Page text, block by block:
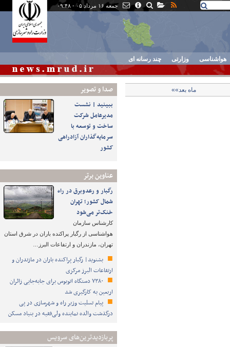
جمعه ۱۶ مرداد ۰۵ - ۰۹:۴۸
هواشناسی وزارتی چند رسانه ای
صدا و تصوير
ببینید | نشست
مدیرعامل شرکت
ساخت و توسعه با
سرمایه‌گذاران آزادراهی
کشور
عناوین برتر
رگبار و رعدوبرق در راه
شمال کشور؛ تهران
خنک‌تر می‌شود
کارشناس سازمان
هواشناسی از رگبار پراکنده باران در شرق استان
تهران، مازندران و ارتفاعات البرز…
بشنوید| رگبار پراکنده باران در مازندران و
ارتفاعات البرز مرکزی
۷۳۸۰ دستگاه اتوبوس برای جابه‌جایی زائران
اربعین به‌ کارگیری شد
پیام تسلیت وزیر راه و شهرسازی در پی
درگذشت والده نماینده ولی‌فقیه در بنیاد مسکن
پربازدیدترین‌های سرویس
ماه بعد»»